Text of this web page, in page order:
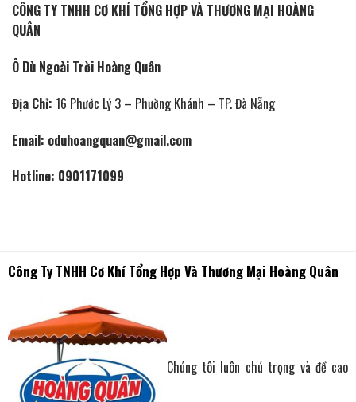
CÔNG TY TNHH CƠ KHÍ TỔNG HỢP VÀ THƯƠNG MẠI HOÀNG
QUÂN
Ô Dù Ngoài Trời Hoàng Quân
Địa Chỉ: 16 Phước Lý 3 – Phường Khánh – TP. Đà Nẵng
Email: oduhoangquan@gmail.com
Hotline: 0901171099
Công Ty TNHH Cơ Khí Tổng Hợp Và Thương Mại Hoàng Quân
Chúng tôi luôn chú trọng và đề cao